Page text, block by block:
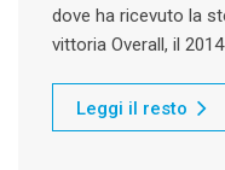
dove ha ricevuto la
vittoria Overall, il
Leggi il resto